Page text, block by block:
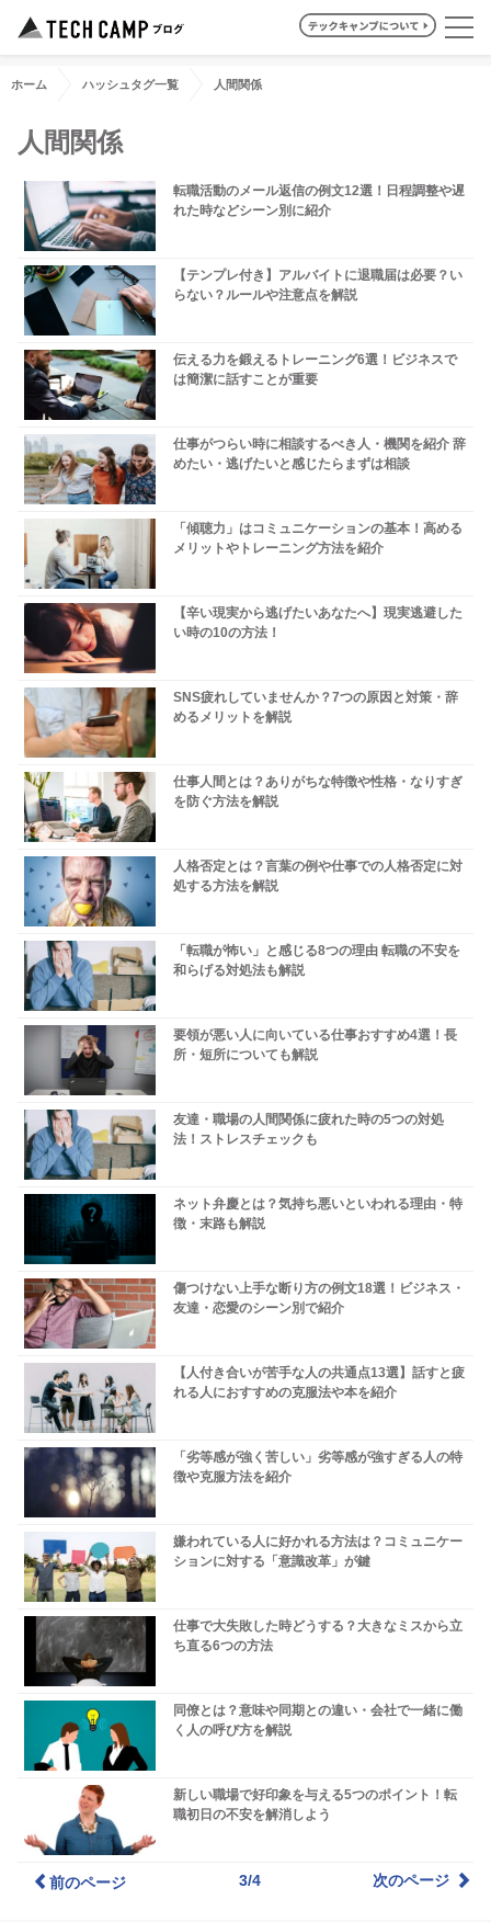
ホーム ハッシュタグ一覧 人間関係
人間関係
転職活動のメール返信の例文12選！日程調整や遅
れた時などシーン別に紹介
【テンプレ付き】アルバイトに退職届は必要？い
らない？ルールや注意点を解説
伝える力を鍛えるトレーニング6選！ビジネスで
は簡潔に話すことが重要
仕事がつらい時に相談するべき人・機関を紹介 辞
めたい・逃げたいと感じたらまずは相談
「傾聴力」はコミュニケーションの基本！高める
メリットやトレーニング方法を紹介
【辛い現実から逃げたいあなたへ】現実逃避した
い時の10の方法！
SNS疲れしていませんか？7つの原因と対策・辞
めるメリットを解説
仕事人間とは？ありがちな特徴や性格・なりすぎ
を防ぐ方法を解説
人格否定とは？言葉の例や仕事での人格否定に対
処する方法を解説
「転職が怖い」と感じる8つの理由 転職の不安を
和らげる対処法も解説
要領が悪い人に向いている仕事おすすめ4選！長
所・短所についても解説
友達・職場の人間関係に疲れた時の5つの対処
法！ストレスチェックも
ネット弁慶とは？気持ち悪いといわれる理由・特
徴・末路も解説
傷つけない上手な断り方の例文18選！ビジネス・
友達・恋愛のシーン別で紹介
【人付き合いが苦手な人の共通点13選】話すと疲
れる人におすすめの克服法や本を紹介
「劣等感が強く苦しい」劣等感が強すぎる人の特
徴や克服方法を紹介
嫌われている人に好かれる方法は？コミュニケー
ションに対する「意識改革」が鍵
仕事で大失敗した時どうする？大きなミスから立
ち直る6つの方法
同僚とは？意味や同期との違い・会社で一緒に働
く人の呼び方を解説
新しい職場で好印象を与える5つのポイント！転
職初日の不安を解消しよう
前のページ 3/4 次のページ